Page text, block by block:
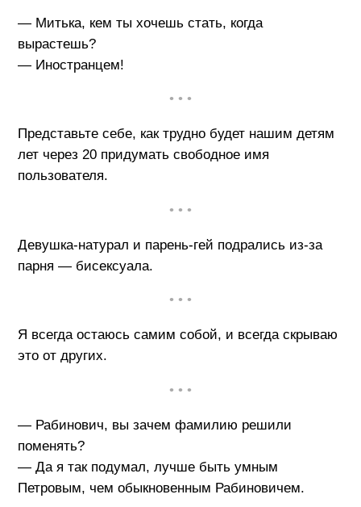
— Митька, кем ты хочешь стать, когда
вырастешь?
— Иностранцем!
• • •
Представьте себе, как трудно будет нашим детям
лет через 20 придумать свободное имя
пользователя.
• • •
Девушка-натурал и парень-гей подрались из-за
парня — бисексуала.
• • •
Я всегда остаюсь самим собой, и всегда скрываю
это от других.
• • •
— Рабинович, вы зачем фамилию решили
поменять?
— Да я так подумал, лучше быть умным
Петровым, чем обыкновенным Рабиновичем.